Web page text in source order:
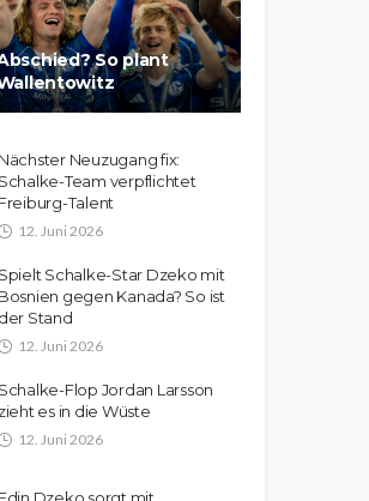
So plant
Nächster Neuzugang fix:
Schalke-Team verpflichtet
Freiburg-Talent
12. Juni 2026
Spielt Schalke-Star Dzeko mit
Bosnien gegen Kanada? So ist
der Stand
12. Juni 2026
Schalke-Flop Jordan Larsson
zieht es in die Wüste
12. Juni 2026